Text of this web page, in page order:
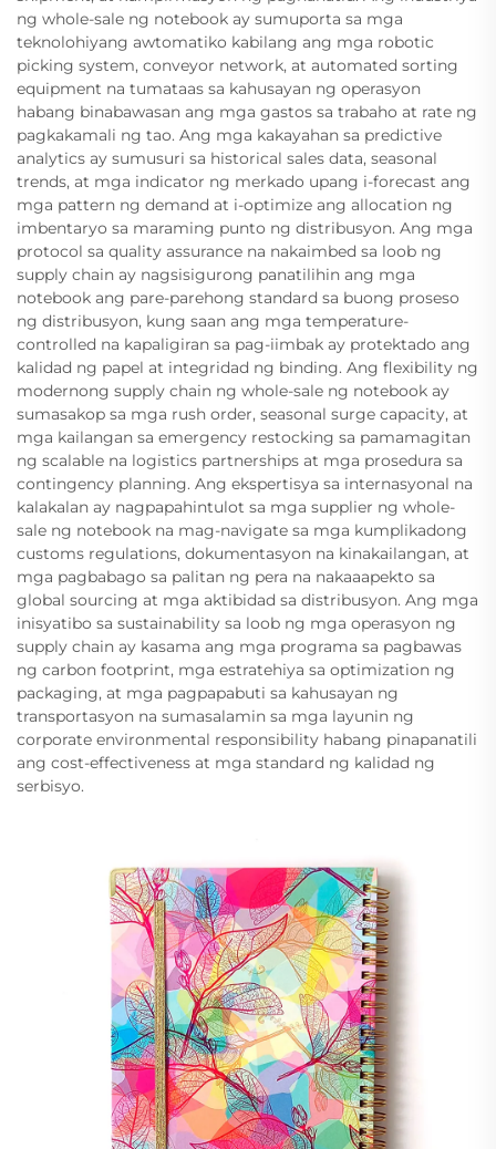
ng whole-sale ng notebook ay sumuporta sa mga
teknolohiyang awtomatiko kabilang ang mga robotic
picking system, conveyor network, at automated sorting
equipment na tumataas sa kahusayan ng operasyon
habang binabawasan ang mga gastos sa trabaho at rate ng
pagkakamali ng tao. Ang mga kakayahan sa predictive
analytics ay sumusuri sa historical sales data, seasonal
trends, at mga indicator ng merkado upang i-forecast ang
mga pattern ng demand at i-optimize ang allocation ng
imbentaryo sa maraming punto ng distribusyon. Ang mga
protocol sa quality assurance na nakaimbed sa loob ng
supply chain ay nagsisigurong panatilihin ang mga
notebook ang pare-parehong standard sa buong proseso
ng distribusyon, kung saan ang mga temperature-
controlled na kapaligiran sa pag-iimbak ay protektado ang
kalidad ng papel at integridad ng binding. Ang flexibility ng
modernong supply chain ng whole-sale ng notebook ay
sumasakop sa mga rush order, seasonal surge capacity, at
mga kailangan sa emergency restocking sa pamamagitan
ng scalable na logistics partnerships at mga prosedura sa
contingency planning. Ang ekspertisya sa internasyonal na
kalakalan ay nagpapahintulot sa mga supplier ng whole-
sale ng notebook na mag-navigate sa mga kumplikadong
customs regulations, dokumentasyon na kinakailangan, at
mga pagbabago sa palitan ng pera na nakaaapekto sa
global sourcing at mga aktibidad sa distribusyon. Ang mga
inisyatibo sa sustainability sa loob ng mga operasyon ng
supply chain ay kasama ang mga programa sa pagbawas
ng carbon footprint, mga estratehiya sa optimization ng
packaging, at mga pagpapabuti sa kahusayan ng
transportasyon na sumasalamin sa mga layunin ng
corporate environmental responsibility habang pinapanatili
ang cost-effectiveness at mga standard ng kalidad ng
serbisyo.